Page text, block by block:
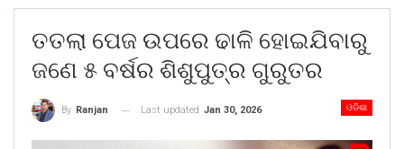
ତତଲା ପେଜ ଉପରେ ଢାଳି ହୋଇଯିବାରୁ
ଜଣେ ୫ ବର୍ଷର ଶିଶୁପୁତ୍ର ଗୁରୁତର
ଓଡିଶା
By Ranjan Last updated Jan 30, 2026